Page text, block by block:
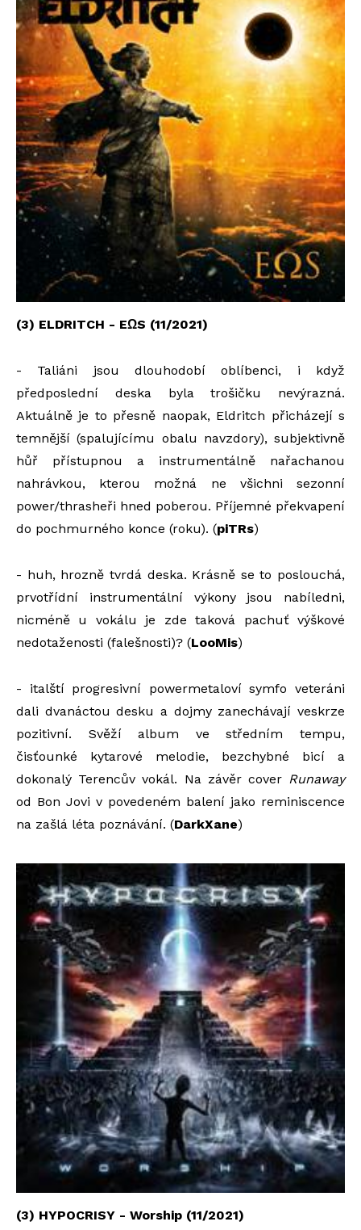
(3) ELDRITCH - EΩS (11/2021)
- Taliáni jsou dlouhodobí oblíbenci, i když
předposlední deska byla trošičku nevýrazná.
Aktuálně je to přesně naopak, Eldritch přicházejí s
temnější (spalujícímu obalu navzdory), subjektivně
hůř přístupnou a instrumentálně nařachanou
nahrávkou, kterou možná ne všichni sezonní
power/thrasheři hned poberou. Příjemné překvapení
do pochmurného konce (roku). (piTRs)
- huh, hrozně tvrdá deska. Krásně se to poslouchá,
prvotřídní instrumentální výkony jsou nabíledni,
nicméně u vokálu je zde taková pachuť výškové
nedotaženosti (falešnosti)? (LooMis)
- italští progresivní powermetaloví symfo veteráni
dali dvanáctou desku a dojmy zanechávají veskrze
pozitivní. Svěží album ve středním tempu,
čisťounké kytarové melodie, bezchybné bicí a
dokonalý Terencův vokál. Na závěr cover Runaway
od Bon Jovi v povedeném balení jako reminiscence
na zašlá léta poznávání. (DarkXane)
(3) HYPOCRISY - Worship (11/2021)